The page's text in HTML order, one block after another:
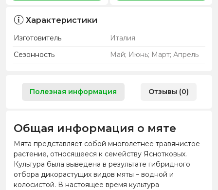
Характеристики
Изготовитель
Италия
Сезонность
Май; Июнь; Март; Апрель
Полезная информация Отзывы (0)
Общая информация о мяте
Мята представляет собой многолетнее травянистое
растение, относящееся к семейству Яснотковых.
Культура была выведена в результате гибридного
отбора дикорастущих видов мяты – водной и
колосистой. В настоящее время культура